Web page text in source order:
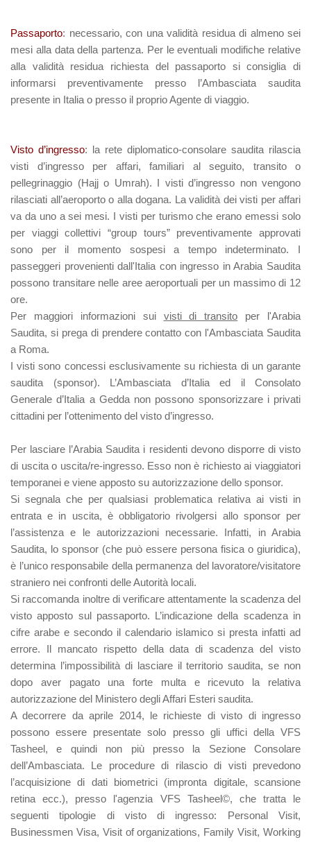
Passaporto: necessario, con una validità residua di almeno sei
mesi alla data della partenza. Per le eventuali modifiche relative
alla validità residua richiesta del passaporto si consiglia di
informarsi preventivamente presso l’Ambasciata saudita
presente in Italia o presso il proprio Agente di viaggio.
Visto d’ingresso: la rete diplomatico-consolare saudita rilascia
visti d’ingresso per affari, familiari al seguito, transito o
pellegrinaggio (Hajj o Umrah). I visti d’ingresso non vengono
rilasciati all’aeroporto o alla dogana. La validità dei visti per affari
va da uno a sei mesi. I visti per turismo che erano emessi solo
per viaggi collettivi “group tours” preventivamente approvati
sono per il momento sospesi a tempo indeterminato. I
passeggeri provenienti dall'Italia con ingresso in Arabia Saudita
possono transitare nelle aree aeroportuali per un massimo di 12
ore.
Per maggiori informazioni sui visti di transito per l'Arabia
Saudita, si prega di prendere contatto con l'Ambasciata Saudita
a Roma.
I visti sono concessi esclusivamente su richiesta di un garante
saudita (sponsor). L’Ambasciata d’Italia ed il Consolato
Generale d’Italia a Gedda non possono sponsorizzare i privati
cittadini per l’ottenimento del visto d’ingresso.
Per lasciare l’Arabia Saudita i residenti devono disporre di visto
di uscitao uscita/re-ingresso. Esso non è richiesto ai viaggiatori
temporanei e viene apposto su autorizzazione dello sponsor.
Si segnala che per qualsiasi problematica relativa ai visti in
entrata e in uscita, è obbligatorio rivolgersi allo sponsor per
l’assistenza e le autorizzazioni necessarie. Infatti, in Arabia
Saudita, lo sponsor (che può essere persona fisica o giuridica),
è l’unico responsabile della permanenza del lavoratore/visitatore
straniero nei confronti delle Autorità locali.
Si raccomanda inoltre di verificare attentamente la scadenza del
visto apposto sul passaporto. L’indicazione della scadenza in
cifre arabe e secondo il calendario islamico si presta infatti ad
errore. Il mancato rispetto della data di scadenza del visto
determina l’impossibilità di lasciare il territorio saudita, se non
dopo aver pagato una forte multa e ricevuto la relativa
autorizzazione del Ministero degli Affari Esteri saudita.
A decorrere da aprile 2014, le richieste di visto di ingresso
possono essere presentate solo presso gli uffici della VFS
Tasheel, e quindi non più presso la Sezione Consolare
dell’Ambasciata. Le procedure di rilascio di visti prevedono
l’acquisizione di dati biometrici (impronta digitale, scansione
retina ecc.), presso l'agenzia VFS Tasheel©, che tratta le
seguenti tipologie di visto di ingresso: Personal Visit,
Businessmen Visa, Visit of organizations, Family Visit, Working